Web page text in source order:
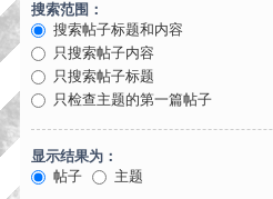
搜索范围：
搜索帖子标题和内容
只搜索帖子内容
只搜索帖子标题
只检查主题的第一篇帖子
显示结果为：
帖子
主题